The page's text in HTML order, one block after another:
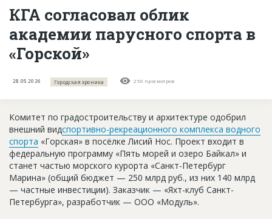
О проекте
Горячие объекты
База строящихся объектов
Инвестпроекты
Глоссарий
Новости
Платные услуги
Пресс-релизы
Правила работы
Контакты
КГА согласовал облик
академии парусного спорта в
«Горской»
28.05.2026 Городская хроника 250 просмотров
Комитет по градостроительству и архитектуре одобрил
внешний видспортивно-рекреационного комплекса водного
спорта «Горская» в посёлке Лисий Нос. Проект входит в
федеральную программу «Пять морей и озеро Байкал» и
станет частью морского курорта «Санкт-Петербург
Марина» (общий бюджет — 250 млрд руб., из них 140 млрд
— частные инвестиции). Заказчик — «Яхт-клуб Санкт-
Петербурга», разработчик — ООО «Модуль».